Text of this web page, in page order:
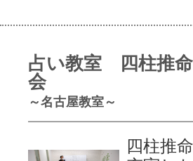
占い教室 四柱推
会
～名古屋教室～
四柱推